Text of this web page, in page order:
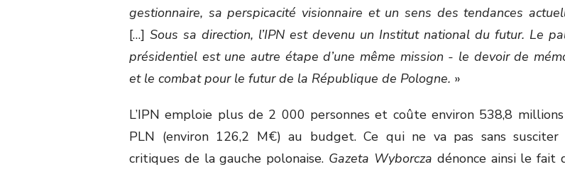
gestionnaire, sa perspicacité visionnaire et un sens des tendances
[…] Sous sa direction, l’IPN est devenu un Institut national du futur. Le
présidentiel est une autre étape d’une même mission - le devoir de
et le combat pour le futur de la République de Pologne. »
L’IPN emploie plus de 2 000 personnes et coûte environ 538,8
PLN (environ 126,2 M€) au budget. Ce qui ne va pas sans susciter
critiques de la gauche polonaise. Gazeta Wyborcza dénonce ainsi le fait